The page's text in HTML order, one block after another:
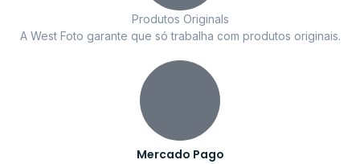
Produtos Originals
A West Foto garante que só trabalha com produtos originais.
Mercado Pago